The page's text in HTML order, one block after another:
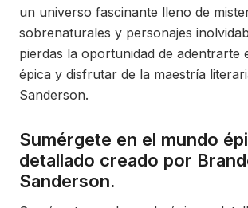
un universo fascinante lleno de
sobrenaturales y personajes
pierdas la oportunidad de adentrarte
épica y disfrutar de la maestría
Sanderson.
Sumérgete en el mundo
detallado creado por
Sanderson.